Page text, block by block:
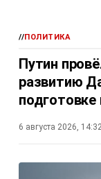
//ПОЛИТИКА
Путин
развитию
6 августа 2026,